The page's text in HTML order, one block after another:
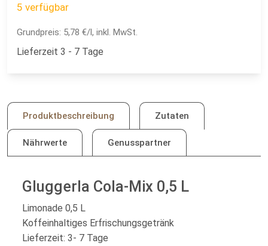
5 verfügbar
Grundpreis: 5,78 €/l, inkl. MwSt.
Lieferzeit 3 - 7 Tage
Produktbeschreibung Zutaten
Nährwerte Genusspartner
Gluggerla Cola-Mix 0,5 L
Limonade 0,5 L
Koffeinhaltiges Erfrischungsgetränk
Lieferzeit: 3- 7 Tage